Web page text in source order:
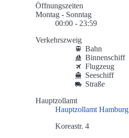
Öffnungszeiten
Montag - Sonntag
00:00 - 23:59
Verkehrszweig
Bahn
Binnenschiff
Flugzeug
Seeschiff
Straße
Hauptzollamt
Hauptzollamt Hamburg
Koreastr. 4